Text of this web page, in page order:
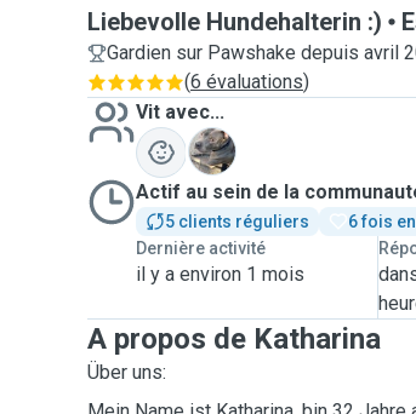
Liebevolle Hundehalterin :)
Gardien sur Pawshake depuis avril
(6 évaluations)
Vit avec...
K
Actif au sein de la
5 clients réguliers
6 fois
Dernière activité
il y a environ 1 mois
A propos de Katharina
Über uns: